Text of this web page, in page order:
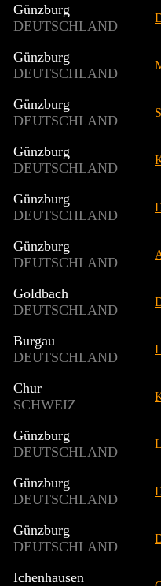
Günzburg
DEUTSCHLAND
Günzburg
DEUTSCHLAND
Günzburg
DEUTSCHLAND
Günzburg
DEUTSCHLAND
Günzburg
DEUTSCHLAND
Günzburg
DEUTSCHLAND
Goldbach
DEUTSCHLAND
Burgau
DEUTSCHLAND
Chur
SCHWEIZ
Günzburg
DEUTSCHLAND
Günzburg
DEUTSCHLAND
Günzburg
DEUTSCHLAND
Ichenhausen